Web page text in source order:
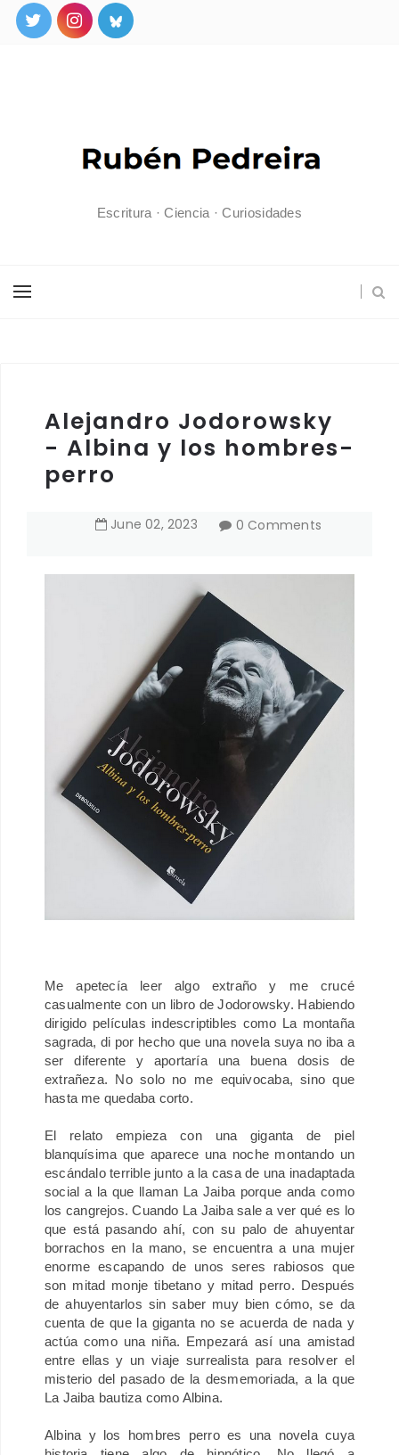
Escritura · Ciencia · Curiosidades
Alejandro Jodorowsky
- Albina y los hombres-
perro
June 02,2023 0 Comments
Me apetecía leer algo extraño y me crucé
casualmente con un libro de Jodorowsky. Habiendo
dirigido películas indescriptibles como La montaña
sagrada, di por hecho que una novela suya no iba a
ser diferente y aportaría una buena dosis de
extrañeza. No solo no me equivocaba, sino que
hasta me quedaba corto.
El relato empieza con una giganta de piel
blanquísima que aparece una noche montando un
escándalo terrible junto a la casa de una inadaptada
social a la que llaman La Jaiba porque anda como
los cangrejos. Cuando La Jaiba sale a ver qué es lo
que está pasando ahí, con su palo de ahuyentar
borrachos en la mano, se encuentra a una mujer
enorme escapando de unos seres rabiosos que
son mitad monje tibetano y mitad perro. Después
de ahuyentarlos sin saber muy bien cómo, se da
cuenta de que la giganta no se acuerda de nada y
actúa como una niña. Empezará así una amistad
entre ellas y un viaje surrealista para resolver el
misterio del pasado de la desmemoriada, a la que
La Jaiba bautiza como Albina.
Albina y los hombres perro es una novela cuya